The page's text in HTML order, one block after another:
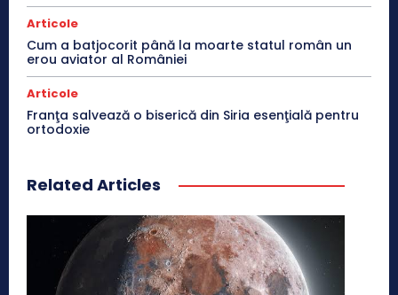
Articole
Cum a batjocorit până la moarte statul român un
erou aviator al României
Articole
Franţa salvează o biserică din Siria esenţială pentru
ortodoxie
Related Articles